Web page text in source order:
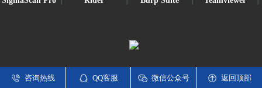
咨询热线 QQ客服 微信公众号 返回顶部